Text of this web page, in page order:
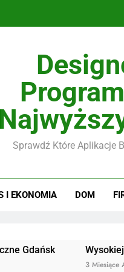
Sprawdź Które Aplikacje
I EKONOMIA DOM
Wysokiej jakości
3 Miesiące Ago